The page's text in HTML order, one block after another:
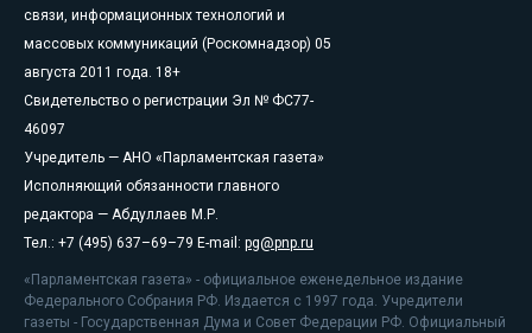
связи, информационных технологий и
массовых коммуникаций (Роскомнадзор) 05
августа 2011 года. 18+
Свидетельство о регистрации Эл № ФС77-
46097
Учредитель — АНО «Парламентская газета»
Исполняющий обязанности главного
редактора — Абдуллаев М.Р.
Тел.: +7 (495) 637–69–79 E-mail: pg@pnp.ru
«Парламентская газета» - официальное еженедельное издание
Федерального Собрания РФ. Издается с 1997 года. Учредители
газеты - Государственная Дума и Совет Федерации РФ. Официальный